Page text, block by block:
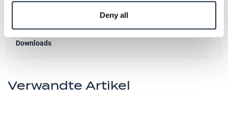
Deny all
Downloads
Verwandte Artikel